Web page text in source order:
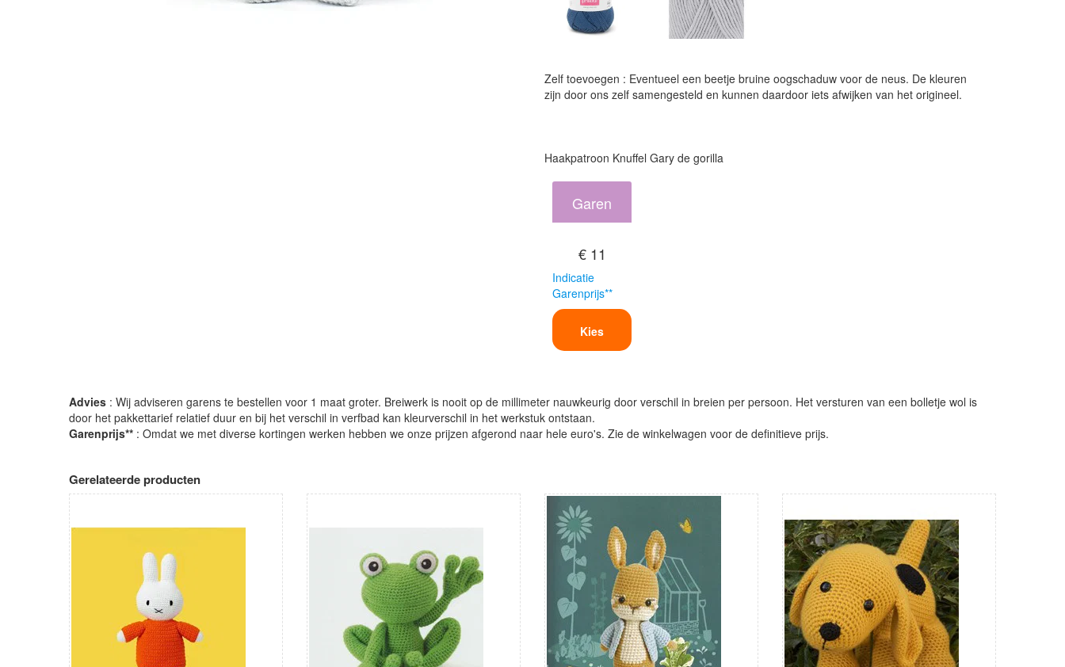
Zelf toevoegen : Eventueel een beetje bruine oogschaduw voor de neus. De kleuren
zijn door ons zelf samengesteld en kunnen daardoor iets afwijken van het origineel.
Haakpatroon Knuffel Gary de gorilla
Garen
€ 11
Indicatie
Garenprijs**
Kies
Advies : Wij adviseren garens te bestellen voor 1 maat groter. Breiwerk is nooit op de millimeter nauwkeurig door verschil in breien per persoon. Het versturen van een bolletje wol is
door het pakkettarief relatief duur en bij het verschil in verfbad kan kleurverschil in het werkstuk ontstaan.
Garenprijs** : Omdat we met diverse kortingen werken hebben we onze prijzen afgerond naar hele euro's. Zie de winkelwagen voor de definitieve prijs.
Gerelateerde producten